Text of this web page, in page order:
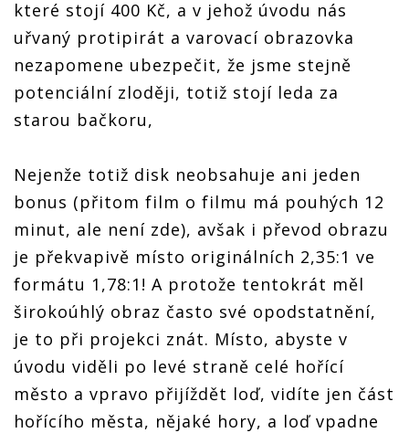
které stojí 400 Kč, a v jehož úvodu nás
uřvaný protipirát a varovací obrazovka
nezapomene ubezpečit, že jsme stejně
potenciální zloději, totiž stojí leda za
starou bačkoru,
Nejenže totiž disk neobsahuje ani jeden
bonus (přitom film o filmu má pouhých 12
minut, ale není zde), avšak i převod obrazu
je překvapivě místo originálních 2,35:1 ve
formátu 1,78:1! A protože tentokrát měl
širokoúhlý obraz často své opodstatnění,
je to při projekci znát. Místo, abyste v
úvodu viděli po levé straně celé hořící
město a vpravo přijíždět loď, vidíte jen část
hořícího města, nějaké hory, a loď vpadne